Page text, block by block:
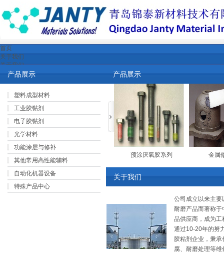
首页
关于我们
关于我们
企业文化
公司环境
荣誉资质
产品展示
新闻中心
行业新闻
公司新闻
下载中心
产品中心
公司资质与认证
视频下载
行业解决方案
就业与合作机会
冷镀锌 预涂厌氧胶系列 金属
产品展示
关于我们
公司成立以来主
耐磨产品而著称
品供应商，成为
通过10-20年的努
胶粘剂企业，秉
腐、耐磨处理等维
产品展示
塑料成型材料
工业胶黏剂
电子胶黏剂
光学材料
功能涂层与修补
其他常用高性能辅料
自动化机器设备
特殊产品中心